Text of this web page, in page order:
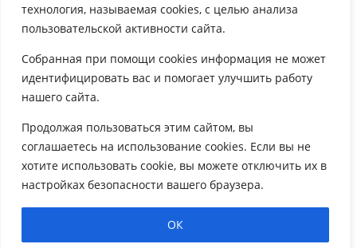
технология, называемая cookies, с целью анализа
пользовательской активности сайта.
Собранная при помощи cookies информация не может
идентифицировать вас и помогает улучшить работу
нашего сайта.
Продолжая пользоваться этим сайтом, вы
соглашаетесь на использование cookies. Если вы не
хотите использовать cookie, вы можете отключить их в
настройках безопасности вашего браузера.
ОК

